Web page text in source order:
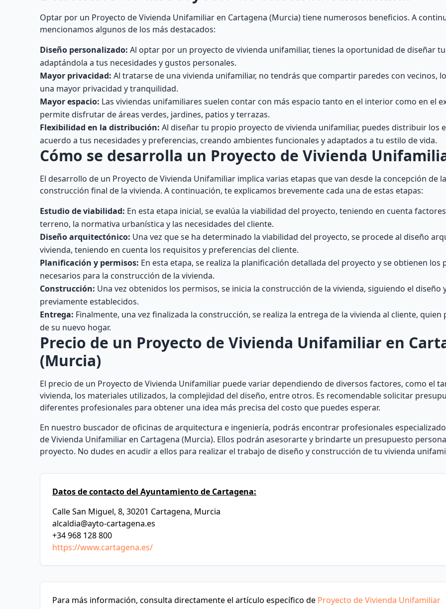
Optar por un Proyecto de Vivienda Unifamiliar en Cartagena (Murcia) tiene numerosos beneficios. A
mencionamos algunos de los más destacados:
Diseño personalizado: Al optar por un proyecto de vivienda unifamiliar, tienes la oportunidad de diseñar tu
adaptándola a tus necesidades y gustos personales.
Mayor privacidad: Al tratarse de una vivienda unifamiliar, no tendrás que compartir paredes con vecinos,
una mayor privacidad y tranquilidad.
Mayor espacio: Las viviendas unifamiliares suelen contar con más espacio tanto en el interior como en el
permite disfrutar de áreas verdes, jardines, patios y terrazas.
Flexibilidad en la distribución: Al diseñar tu propio proyecto de vivienda unifamiliar, puedes distribuir los
acuerdo a tus necesidades y preferencias, creando ambientes funcionales y adaptados a tu estilo de vida.
Cómo se desarrolla un Proyecto de Vivienda
El desarrollo de un Proyecto de Vivienda Unifamiliar implica varias etapas que van desde la concepción de
construcción final de la vivienda. A continuación, te explicamos brevemente cada una de estas etapas:
Estudio de viabilidad: En esta etapa inicial, se evalúa la viabilidad del proyecto, teniendo en cuenta
terreno, la normativa urbanística y las necesidades del cliente.
Diseño arquitectónico: Una vez que se ha determinado la viabilidad del proyecto, se procede al diseño
vivienda, teniendo en cuenta los requisitos y preferencias del cliente.
Planificación y permisos: En esta etapa, se realiza la planificación detallada del proyecto y se obtienen los
necesarios para la construcción de la vivienda.
Construcción: Una vez obtenidos los permisos, se inicia la construcción de la vivienda, siguiendo el diseño
previamente establecidos.
Entrega: Finalmente, una vez finalizada la construcción, se realiza la entrega de la vivienda al cliente,
de su nuevo hogar.
Precio de un Proyecto de Vivienda Unifamiliar en
(Murcia)
El precio de un Proyecto de Vivienda Unifamiliar puede variar dependiendo de diversos factores, como el
vivienda, los materiales utilizados, la complejidad del diseño, entre otros. Es recomendable solicitar
diferentes profesionales para obtener una idea más precisa del costo que puedes esperar.
En nuestro buscador de oficinas de arquitectura e ingeniería, podrás encontrar profesionales
de Vivienda Unifamiliar en Cartagena (Murcia). Ellos podrán asesorarte y brindarte un presupuesto
proyecto. No dudes en acudir a ellos para realizar el trabajo de diseño y construcción de tu vivienda
Datos de contacto del Ayuntamiento de Cartagena:
Calle San Miguel, 8, 30201 Cartagena, Murcia
alcaldia@ayto-cartagena.es
+34 968 128 800
https://www.cartagena.es/
Para más información, consulta directamente el artículo específico de Proyecto de Vivienda Unifamiliar